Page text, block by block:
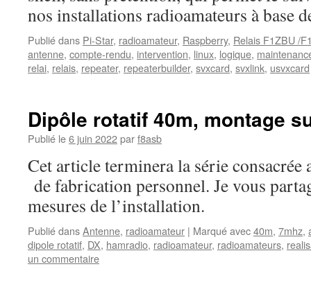
nos installations radioamateurs à base
Publié dans Pi-Star, radioamateur, Raspberry, Relais F1ZBU /
antenne, compte-rendu, intervention, linux, logique,
relai, relais, repeater, repeaterbuilder, svxcard, svxlink, usvxcard
Dipôle rotatif 40m, montage
Publié le6 juin 2022parf8asb
Cet article terminera la série
de fabrication personnel. Je vous
mesures de l’installation.
Publié dansAntenne, radioamateur | Marqué avec40m, 7mhz,
dipole rotatif, DX, hamradio, radioamateur, radioamateurs,
un commentaire